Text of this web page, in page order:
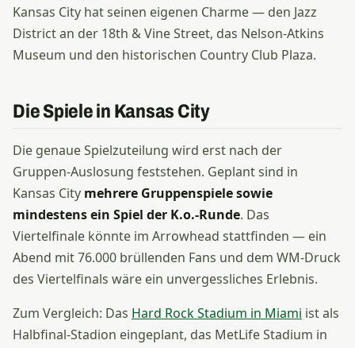
Kansas City hat seinen eigenen Charme — den Jazz
District an der 18th & Vine Street, das Nelson-Atkins
Museum und den historischen Country Club Plaza.
Die Spiele in Kansas City
Die genaue Spielzuteilung wird erst nach der
Gruppen-Auslosung feststehen. Geplant sind in
Kansas City mehrere Gruppenspiele sowie
mindestens ein Spiel der K.o.-Runde. Das
Viertelfinale könnte im Arrowhead stattfinden — ein
Abend mit 76.000 brüllenden Fans und dem WM-Druck
des Viertelfinals wäre ein unvergessliches Erlebnis.
Zum Vergleich: Das Hard Rock Stadium in Miami ist als
Halbfinal-Stadion eingeplant, das MetLife Stadium in